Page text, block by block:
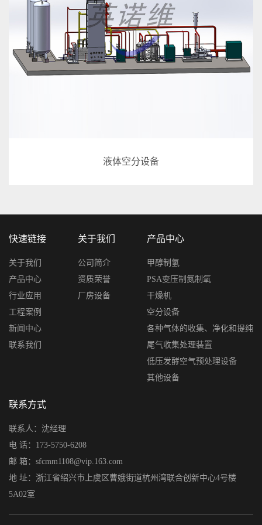
液体空分设备
快速链接
关于我们
产品中心
行业应用
工程案例
新闻中心
联系我们
关于我们
公司简介
资质荣誉
厂房设备
产品中心
甲醇制氢
PSA变压制氮制氧
干燥机
空分设备
各种气体的收集、净化和提纯
尾气收集处理装置
低压发酵空气预处理设备
其他设备
联系方式
联系人：沈经理
电 话：173-5750-6208
邮 箱：sfcmm1108@vip.163.com
地 址：浙江省绍兴市上虞区曹娥街道杭州湾联合创新中心4号楼
5A02室